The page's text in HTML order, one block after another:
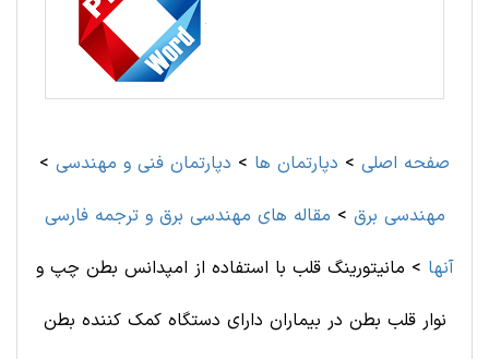
صفحه اصلی > دپارتمان ها > دپارتمان فنی و مهندسی >
مهندسی برق > مقاله های مهندسی برق و ترجمه فارسی
آنها > مانیتورینگ قلب با استفاده از امپدانس بطن چپ و
نوار قلب بطن در بیماران دارای دستگاه کمک کننده بطن